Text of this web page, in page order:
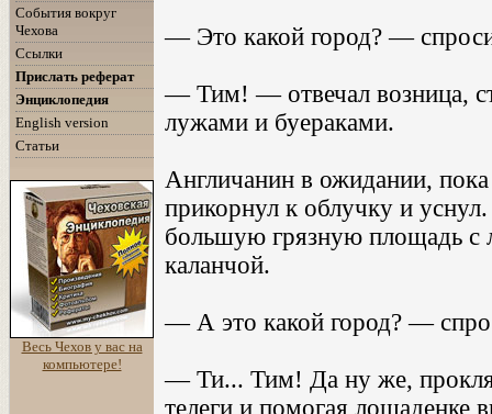
События вокруг
Чехова
Ссылки
Прислать реферат
Энциклопедия
English version
Статьи
Весь Чехов у вас на
компьютере!
— Это какой город? —
— Тим! — отвечал возница,
лужами и буераками.
Англичанин в ожидании, пока
прикорнул к облучку и
большую грязную площадь с
каланчой.
— А это какой город? —
— Ти... Тим! Да ну же,
телеги и помогая лошаденке